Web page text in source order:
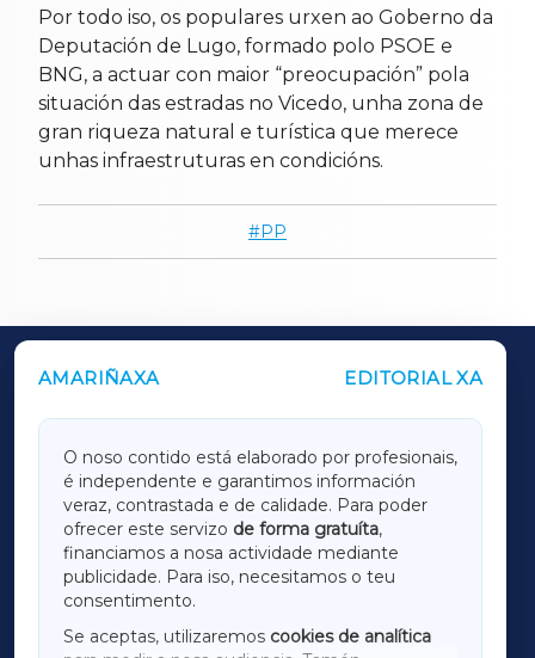
Por todo iso, os populares urxen ao Goberno da
Deputación de Lugo, formado polo PSOE e
BNG, a actuar con maior “preocupación” pola
situación das estradas no Vicedo, unha zona de
gran riqueza natural e turística que merece
unhas infraestruturas en condicións.
PP
AMARIÑAXA EDITORIAL XA
O noso contido está elaborado por profesionais,
é independente e garantimos información
veraz, contrastada e de calidade. Para poder
ofrecer este servizo de forma gratuíta,
financiamos a nosa actividade mediante
publicidade. Para iso, necesitamos o teu
consentimento.
Se aceptas, utilizaremos cookies de analítica
OUTROS PERIÓDICOS
LUGOXA
TERRACHAXA